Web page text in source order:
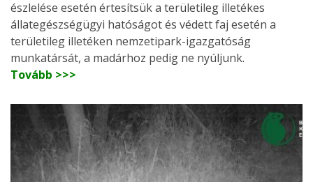
észlelése esetén értesítsük a területileg illetékes
állategészségügyi hatóságot és védett faj esetén a
területileg illetéken nemzetipark-igazgatóság
munkatársát, a madárhoz pedig ne nyúljunk.
Tovább >>>